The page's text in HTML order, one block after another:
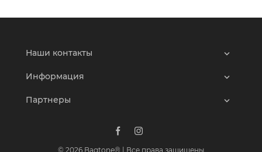
Наши контакты
Информация
Партнеры
© 2026 Bagtone® | Все права защищены